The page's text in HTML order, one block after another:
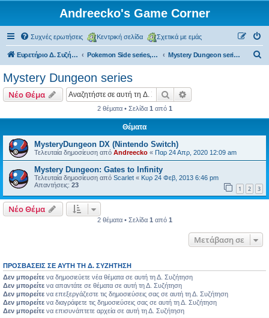
Andreecko's Game Corner
Συχνές ερωτήσεις Κεντρική σελίδα Σχετικά με εμάς
Ευρετήριο Δ. Συζήτησης Pokemon Side series, Spin-offs Mystery Dungeon series
Mystery Dungeon series
Νέο Θέμα Αναζήτηση
2 θέματα • Σελίδα 1 από 1
Θέματα
MysteryDungeon DX (Nintendo Switch)
Τελευταία δημοσίευση από Andreecko « Παρ 24 Απρ, 2020 12:09 am
Mystery Dungeon: Gates to Infinity
Τελευταία δημοσίευση από Scarlet « Κυρ 24 Φεβ, 2013 6:46 pm
Απαντήσεις: 23 1 2 3
Νέο Θέμα
2 θέματα • Σελίδα 1 από 1
Μετάβαση σε
ΠΡΟΣΒΆΣΕΙΣ ΣΕ ΑΥΤΉ ΤΗ Δ. ΣΥΖΉΤΗΣΗ
Δεν μπορείτε να δημοσιεύετε νέα θέματα σε αυτή τη Δ. Συζήτηση
Δεν μπορείτε να απαντάτε σε θέματα σε αυτή τη Δ. Συζήτηση
Δεν μπορείτε να επεξεργάζεστε τις δημοσιεύσεις σας σε αυτή τη Δ. Συζήτηση
Δεν μπορείτε να διαγράφετε τις δημοσιεύσεις σας σε αυτή τη Δ. Συζήτηση
Δεν μπορείτε να επισυνάπτετε αρχεία σε αυτή τη Δ. Συζήτηση